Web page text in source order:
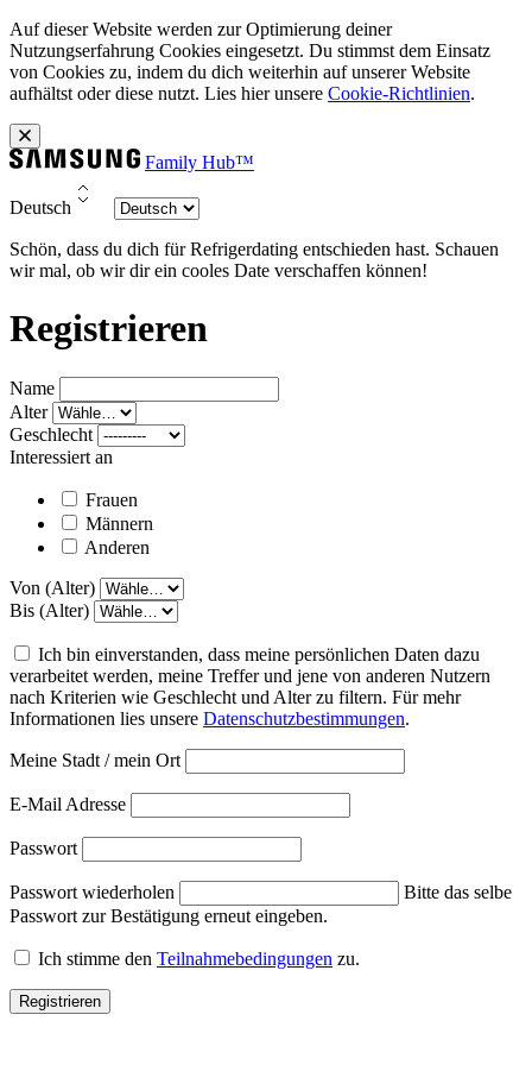
Auf dieser Website werden zur Optimierung deiner
Nutzungserfahrung Cookies eingesetzt. Du stimmst dem Einsatz
von Cookies zu, indem du dich weiterhin auf unserer Website
aufhältst oder diese nutzt. Lies hier unsere Cookie-Richtlinien.
Family Hub™
Deutsch
Schön, dass du dich für Refrigerdating entschieden hast. Schauen
wir mal, ob wir dir ein cooles Date verschaffen können!
Registrieren
Name
Alter
Geschlecht
Interessiert an
Frauen
Männern
Anderen
Von (Alter)
Bis (Alter)
Ich bin einverstanden, dass meine persönlichen Daten dazu
verarbeitet werden, meine Treffer und jene von anderen Nutzern
nach Kriterien wie Geschlecht und Alter zu filtern. Für mehr
Informationen lies unsere Datenschutzbestimmungen.
Meine Stadt / mein Ort
E-Mail Adresse
Passwort
Passwort wiederholen
Bitte das selbe
Passwort zur Bestätigung erneut eingeben.
Ich stimme den Teilnahmebedingungen zu.
Registrieren